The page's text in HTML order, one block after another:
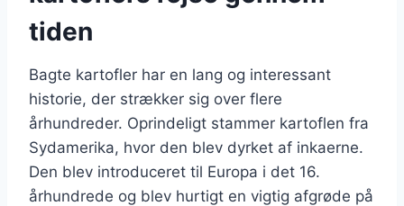
tiden
Bagte kartofler har en lang og interessant
historie, der strækker sig over flere
århundreder. Oprindeligt stammer kartoflen fra
Sydamerika, hvor den blev dyrket af inkaerne.
Den blev introduceret til Europa i det 16.
århundrede og blev hurtigt en vigtig afgrøde på